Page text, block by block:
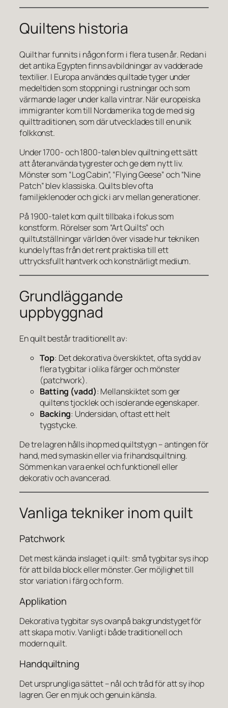
Quiltens historia
Quilt har funnits i någon form i flera tusen år. Redan i
det antika Egypten finns avbildningar av vadderade
textilier. I Europa användes quiltade tyger under
medeltiden som stoppning i rustningar och som
värmande lager under kalla vintrar. När europeiska
immigranter kom till Nordamerika tog de med sig
quilttraditionen, som där utvecklades till en unik
folkkonst.
Under 1700- och 1800-talen blev quiltning ett sätt
att återanvända tygrester och ge dem nytt liv.
Mönster som “Log Cabin”, “Flying Geese” och “Nine
Patch” blev klassiska. Quilts blev ofta
familjeklenoder och gick i arv mellan generationer.
På 1900-talet kom quilt tillbaka i fokus som
konstform. Rörelser som “Art Quilts” och
quiltutställningar världen över visade hur tekniken
kunde lyftas från det rent praktiska till ett
uttrycksfullt hantverk och konstnärligt medium.
Grundläggande
uppbyggnad
En quilt består traditionellt av:
Top: Det dekorativa överskiktet, ofta sydd av
flera tygbitar i olika färger och mönster
(patchwork).
Batting (vadd): Mellanskiktet som ger
quiltens tjocklek och isolerande egenskaper.
Backing: Undersidan, oftast ett helt
tygstycke.
De tre lagren hålls ihop med quiltstygn – antingen för
hand, med symaskin eller via frihandsquiltning.
Sömmen kan vara enkel och funktionell eller
dekorativ och avancerad.
Vanliga tekniker inom quilt
Patchwork
Det mest kända inslaget i quilt: små tygbitar sys ihop
för att bilda block eller mönster. Ger möjlighet till
stor variation i färg och form.
Applikation
Dekorativa tygbitar sys ovanpå bakgrundstyget för
att skapa motiv. Vanligt i både traditionell och
modern quilt.
Handquiltning
Det ursprungliga sättet – nål och tråd för att sy ihop
lagren. Ger en mjuk och genuin känsla.